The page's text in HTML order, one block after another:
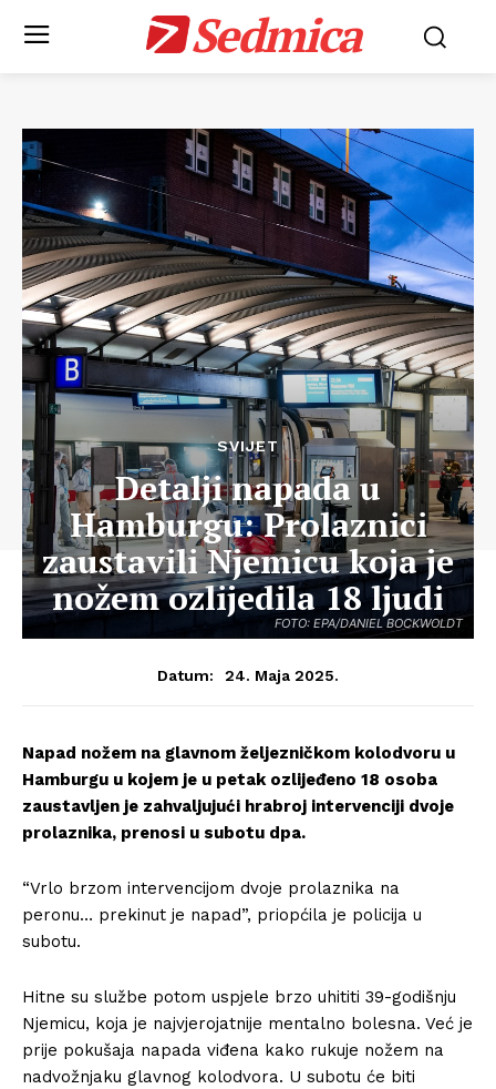
Sedmica
FOTO: EPA/DANIEL BOCKWOLDT
SVIJET
Detalji napada u
Hamburgu: Prolaznici
zaustavili Njemicu koja je
nožem ozlijedila 18 ljudi
Datum: 24. Maja 2025.
Napad nožem na glavnom željezničkom kolodvoru u
Hamburgu u kojem je u petak ozlijeđeno 18 osoba
zaustavljen je zahvaljujući hrabroj intervenciji dvoje
prolaznika, prenosi u subotu dpa.
“Vrlo brzom intervencijom dvoje prolaznika na
peronu… prekinut je napad”, priopćila je policija u
subotu.
Hitne su službe potom uspjele brzo uhititi 39-godišnju
Njemicu, koja je najvjerojatnije mentalno bolesna. Već je
prije pokušaja napada viđena kako rukuje nožem na
nadvožnjaku glavnog kolodvora. U subotu će biti